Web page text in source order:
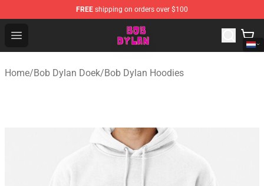
FREE shipping on orders over $100
Open menu
Bob Dylan Store - Official Bob Dylan Merchandise Shop
Home/Bob Dylan Doek/Bob Dylan Hoodies